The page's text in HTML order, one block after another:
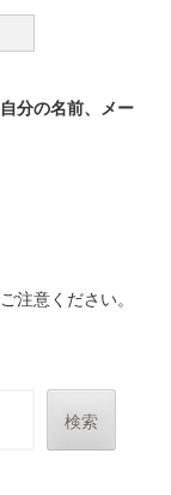
分の名前、メー
注意ください。
検索